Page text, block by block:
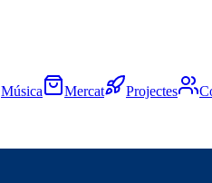
Música Mercat Projectes